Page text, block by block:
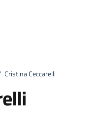
Cristina Ceccarelli